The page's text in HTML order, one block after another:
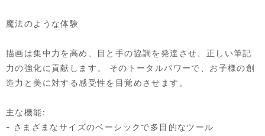
魔法のような体験
描画は集中力を高め、目と手の協調を発達させ、正しい筆記
力の強化に貢献します。 そのトータルパワーで、お子様の創
造力と美に対する感受性を目覚めさせます。
主な機能:
- さまざまなサイズのベーシックで多目的なツール